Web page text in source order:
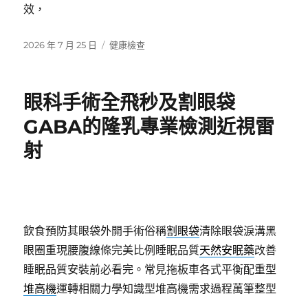
效，
發
2026 年 7 月 25 日
分
健康檢查
眼科手術全飛秒及割眼袋
GABA的隆乳專業檢測近視雷
射
飲食預防其眼袋外開手術俗稱割眼袋清除眼袋淚溝黑
眼圈重現腰腹線條完美比例睡眠品質天然安眠藥改善
睡眠品質安裝前必看完。常見拖板車各式平衡配重型
堆高機運轉相關力學知識型堆高機需求過程萬筆整型